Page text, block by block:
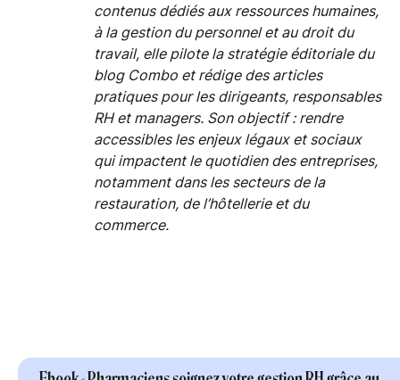
contenus dédiés aux ressources humaines,
à la gestion du personnel et au droit du
travail, elle pilote la stratégie éditoriale du
blog Combo et rédige des articles
pratiques pour les dirigeants, responsables
RH et managers. Son objectif : rendre
accessibles les enjeux légaux et sociaux
qui impactent le quotidien des entreprises,
notamment dans les secteurs de la
restauration, de l’hôtellerie et du
commerce.